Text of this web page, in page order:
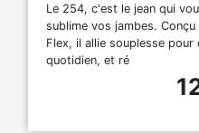
Le 254, c'est le jean qui
sublime vos jambes. Conçu
Flex, il allie souplesse
quotidien, et ré